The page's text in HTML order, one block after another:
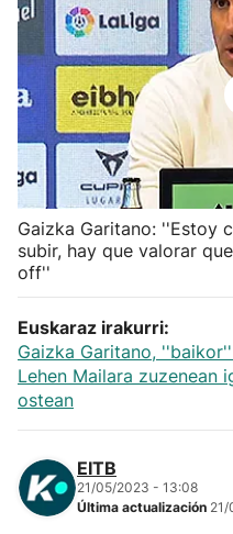
Herri-kirolak
Balonmano
Kirolak 360
Atletismo
Carreras de montaña
Más deportes
"Helmuga"
Gaizka Garitano: ''Estoy
subir, hay que valorar
off''
Euskaraz irakurri:
Gaizka Garitano,
Lehen Mailara zuzenean
ostean
EITB
21/05/2023 - 13:08
Última actualización